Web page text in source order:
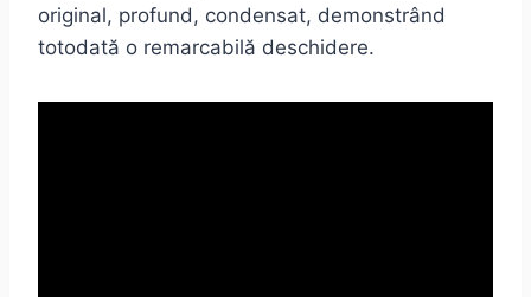
original, profund, condensat, demonstrând
totodată o remarcabilă deschidere.